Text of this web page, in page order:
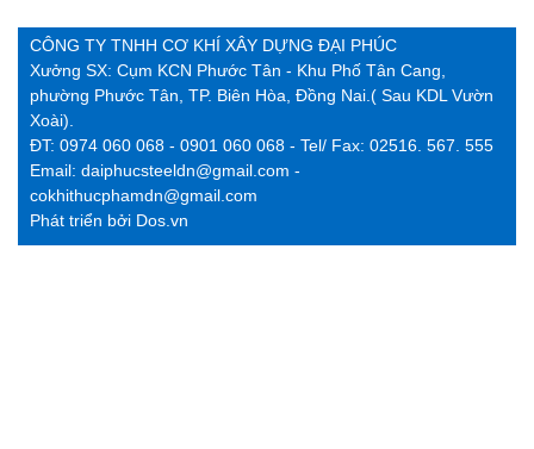
CÔNG TY TNHH CƠ KHÍ XÂY DỰNG ĐẠI PHÚC
Xưởng SX: Cụm KCN Phước Tân - Khu Phố Tân Cang,
phường Phước Tân, TP. Biên Hòa, Đồng Nai.( Sau KDL Vườn
Xoài).
ĐT: 0974 060 068 - 0901 060 068 - Tel/ Fax: 02516. 567. 555
Email: daiphucsteeldn@gmail.com -
cokhithucphamdn@gmail.com
Phát triển bởi Dos.vn